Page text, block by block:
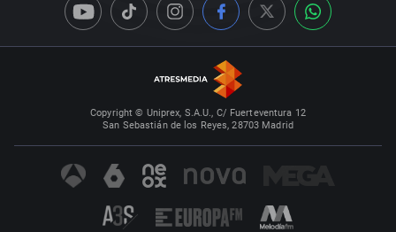
Copyright © Uniprex, S.A.U., C/ Fuerteventura 12
San Sebastián de los Reyes, 28703 Madrid